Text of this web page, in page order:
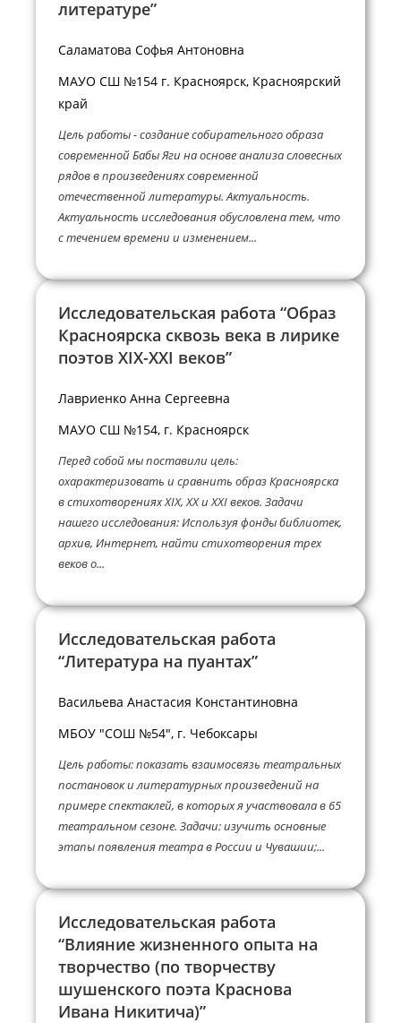
литературе”
Саламатова Софья Антоновна
МАУО СШ №154 г. Красноярск, Красноярский
край
Цель работы - создание собирательного образа
современной Бабы Яги на основе анализа словесных
рядов в произведениях современной
отечественной литературы. Актуальность.
Актуальность исследования обусловлена тем, что
с течением времени и изменением...
Исследовательская работа “Образ
Красноярска сквозь века в лирике
поэтов XIX-XXI веков”
Лавриенко Анна Сергеевна
МАУО СШ №154, г. Красноярск
Перед собой мы поставили цель:
охарактеризовать и сравнить образ Красноярска
в стихотворениях XIX, XX и XXI веков. Задачи
нашего исследования: Используя фонды библиотек,
архив, Интернет, найти стихотворения трех
веков о...
Исследовательская работа
“Литература на пуантах”
Васильева Анастасия Константиновна
МБОУ "СОШ №54", г. Чебоксары
Цель работы: показать взаимосвязь театральных
постановок и литературных произведений на
примере спектаклей, в которых я участвовала в 65
театральном сезоне. Задачи: изучить основные
этапы появления театра в России и Чувашии;...
Исследовательская работа
“Влияние жизненного опыта на
творчество (по творчеству
шушенского поэта Краснова
Ивана Никитича)”